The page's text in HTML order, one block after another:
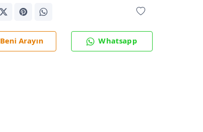
Beni Arayın Whatsapp